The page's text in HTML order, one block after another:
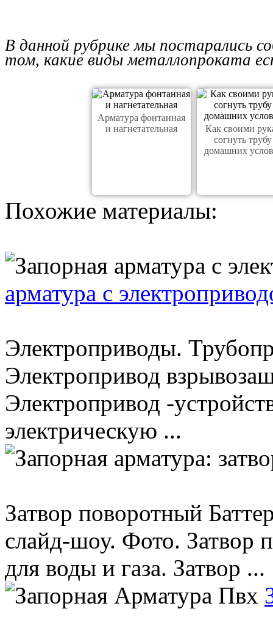
В данной рубрике мы постарались
том, какие виды металлопроката
Арматура фонтанная
и нагнетательная
Как своими
согнуть
домашних
Похожие материалы:
арматура с
Электроприводы.
Электропривод
Электропривод -
электрическую ...
Затвор поворотный
слайд-шоу. Фото. Затвор
для воды и газа. Затвор ...